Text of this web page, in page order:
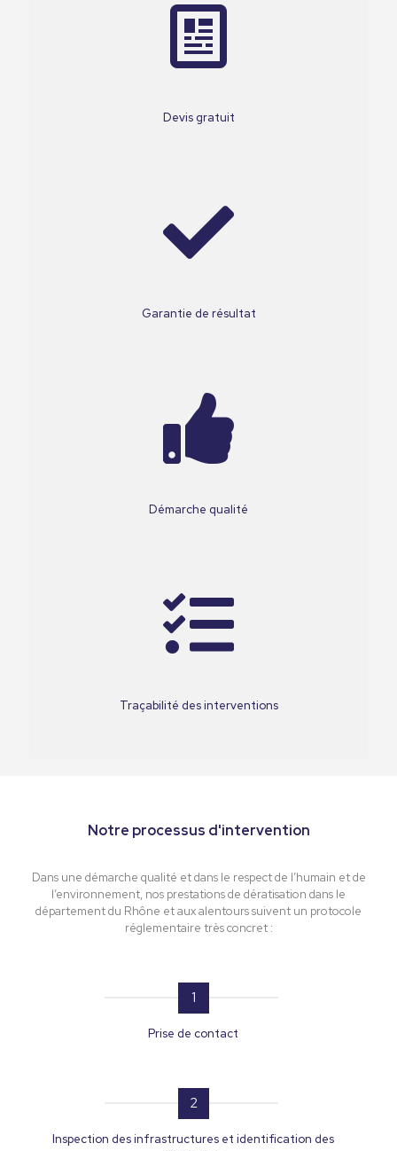
Devis gratuit
Garantie de résultat
Démarche qualité
Traçabilité des interventions
Notre processus d'intervention
Dans une démarche qualité et dans le respect de l’humain et de
l’environnement, nos prestations de dératisation dans le
département du Rhône et aux alentours suivent un protocole
réglementaire très concret :
1
Prise de contact
2
Inspection des infrastructures et identification des